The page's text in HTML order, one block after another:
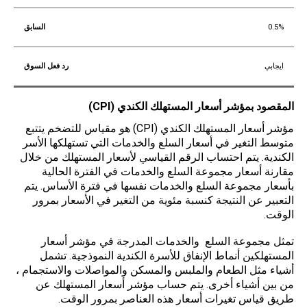
0.5%
ايجابي
المقصود بمؤشر أسعار المستهلك الكندي (CPI
)
مؤشر أسعار المستهلك الكندي (CPI) هو مقياس للتضخم يتتبع
متوسط التغير في أسعار السلع والخدمات التي تستهلكها الأسر
الكندية. يتم احتساب الرقم القياسي لأسعار المستهلك من خلال
مقارنة أسعار مجموعة السلع والخدمات في الفترة الحالية
بأسعار مجموعة السلع والخدمات نفسها في فترة الأساس. يتم
التعبير عن النتيجة كنسبة مئوية من التغير في الأسعار بمرور
الوقت.
تمثل مجموعة السلع والخدمات المدرجة في مؤشر أسعار
المستهلكين أنماط الإنفاق للأسرة الكندية النموذجية. تشمل
أشياء مثل الطعام والملبس والمسكن والمواصلات والاستجمام ،
من بين أشياء أخرى. يتم حساب مؤشر أسعار المستهلك عن
طريق قياس تغيرات أسعار هذه العناصر بمرور الوقت.